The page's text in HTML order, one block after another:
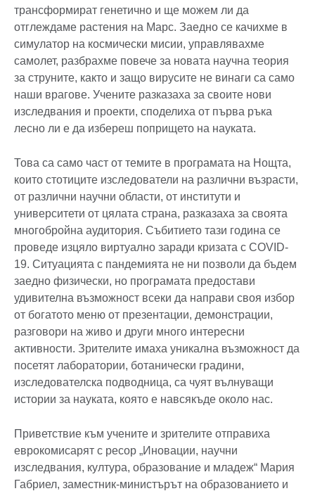
трансформират генетично и ще можем ли да
отглеждаме растения на Марс. Заедно се качихме в
симулатор на космически мисии, управлявахме
самолет, разбрахме повече за новата научна теория
за струните, както и защо вирусите не винаги са само
наши врагове. Учените разказаха за своите нови
изследвания и проекти, споделиха от първа ръка
лесно ли е да избереш попрището на науката.
Това са само част от темите в програмата на Нощта,
които стотиците изследователи на различни възрасти,
от различни научни области, от институти и
университети от цялата страна, разказаха за своята
многобройна аудитория. Събитието тази година се
проведе изцяло виртуално заради кризата с COVID-
19. Ситуацията с пандемията не ни позволи да бъдем
заедно физически, но програмата предостави
удивителна възможност всеки да направи своя избор
от богатото меню от презентации, демонстрации,
разговори на живо и други много интересни
активности. Зрителите имаха уникална възможност да
посетят лаборатории, ботанически градини,
изследователска подводница, са чуят вълнуващи
истории за науката, която е навсякъде около нас.
Приветствие към учените и зрителите отправиха
еврокомисарят с ресор „Иновации, научни
изследвания, култура, образование и младеж“ Мария
Габриел, замeстник-министърът на образованието и